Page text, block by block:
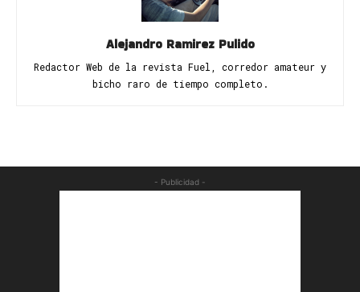
Alejandro Ramirez Pulido
Redactor Web de la revista Fuel, corredor amateur y
bicho raro de tiempo completo.
- Publicidad -